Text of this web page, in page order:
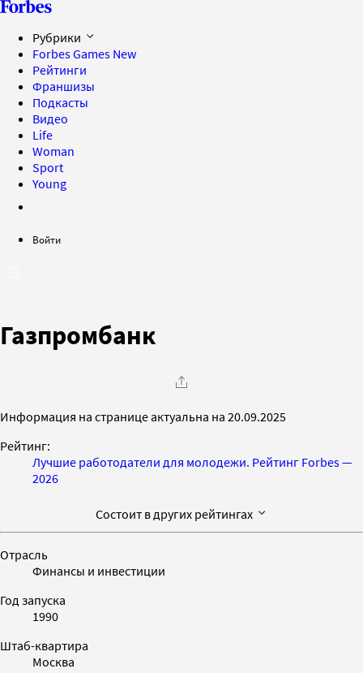
Рубрики
Forbes Games New
Рейтинги
Франшизы
Подкасты
Видео
Life
Woman
Sport
Young
Войти
Газпромбанк
Информация на странице актуальна на 20.09.2025
Рейтинг:
Лучшие работодатели для молодежи. Рейтинг Forbes —
2026
Состоит в других рейтингах
Отрасль
Финансы и инвестиции
Год запуска
1990
Штаб-квартира
Москва